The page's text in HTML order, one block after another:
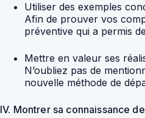
Utiliser des exemples
Afin de prouver vos
préventive qui a permis
Mettre en valeur ses
N’oubliez pas de
nouvelle méthode de
IV. Montrer sa connaissance